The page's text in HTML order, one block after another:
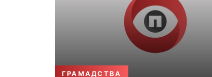
ГРАМАДСТВА